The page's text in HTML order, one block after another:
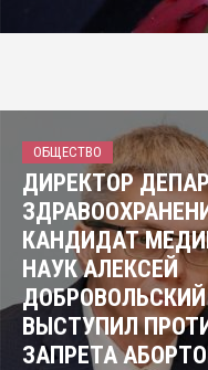
ОБЩЕСТВО
ДИРЕКТОР
КАНДИДАТ
НАУК АЛЕКСЕЙ
ДОБРОВОЛЬСКИЙ
ВЫСТУПИЛ
ЗАПРЕТА